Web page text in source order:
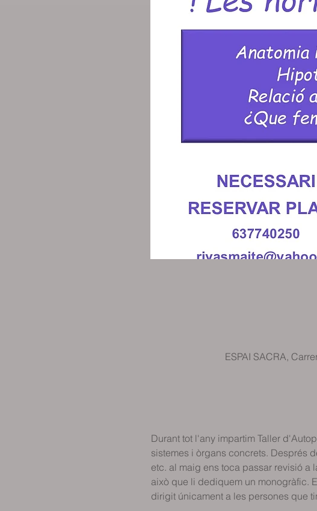
ESPAI SACRA,
Durant tot l'any impartim Taller
sistemes i òrgans concrets. Després
etc. al maig ens toca passar revisió a
això que li dediquem un monogràfic.
dirigit únicament a les persones que